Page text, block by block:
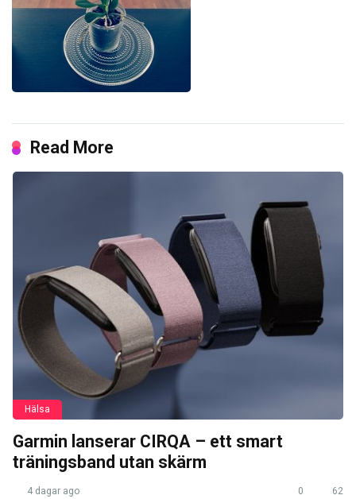
Read More
Hälsa
Garmin lanserar CIRQA – ett smart
träningsband utan skärm
4 dagar ago 0 62